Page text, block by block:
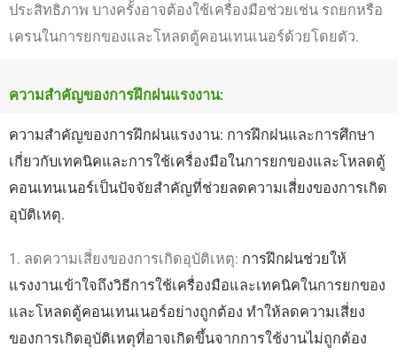
ประสิทธิภาพ บางครั้งอาจต้องใช้เครื่องมือช่วยเช่น รถยกหรือ
เครนในการยกของและโหลดตู้คอนเทนเนอร์ด้วยโดยตัว.
ความสำคัญของการฝึกฝนแรงงาน:
ความสำคัญของการฝึกฝนแรงงาน: การฝึกฝนและการศึกษา
เกี่ยวกับเทคนิคและการใช้เครื่องมือในการยกของและโหลดตู้
คอนเทนเนอร์เป็นปัจจัยสำคัญที่ช่วยลดความเสี่ยงของการเกิด
อุบัติเหตุ.
1. ลดความเสี่ยงของการเกิดอุบัติเหตุ: การฝึกฝนช่วยให้
แรงงานเข้าใจถึงวิธีการใช้เครื่องมือและเทคนิคในการยกของ
และโหลดตู้คอนเทนเนอร์อย่างถูกต้อง ทำให้ลดความเสี่ยง
ของการเกิดอุบัติเหตุที่อาจเกิดขึ้นจากการใช้งานไม่ถูกต้อง